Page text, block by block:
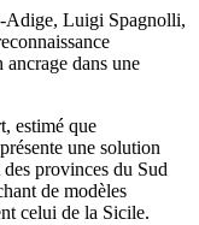
Adige, Luigi Spagnolli,
dans une
estimé que
une solution
provinces du Sud
de modèles
celui de la Sicile.